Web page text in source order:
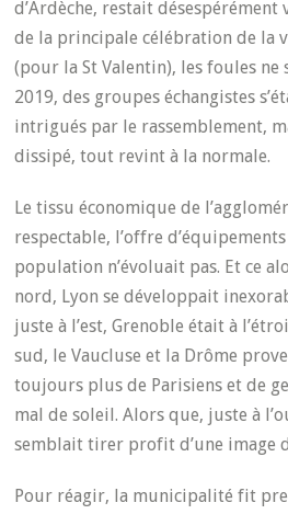
d’Ardèche, restait désespérément
de la principale célébration de la
(pour la St Valentin), les foules ne
2019, des groupes échangistes
intrigués par le rassemblement,
dissipé, tout revint à la normale.
Le tissu économique de
respectable, l’offre
population n’évoluait pas. Et ce
nord, Lyon se développait
juste à l’est, Grenoble était à
sud, le Vaucluse et la Drôme
toujours plus de Parisiens et de
mal de soleil. Alors que, juste à
semblait tirer profit d’une image
Pour réagir, la municipalité fit